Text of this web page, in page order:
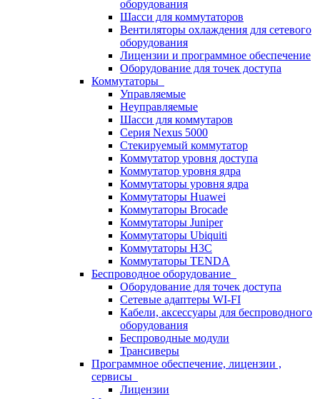
оборудования
Шасси для коммутаторов
Вентиляторы охлаждения для сетевого
оборудования
Лицензии и программное обеспечение
Оборудование для точек доступа
Коммутаторы
Управляемые
Неуправляемые
Шасси для коммутаров
Серия Nexus 5000
Стекируемый коммутатор
Коммутатор уровня доступа
Коммутатор уровня ядра
Коммутаторы уровня ядра
Коммутаторы Huawei
Коммутаторы Brocade
Коммутаторы Juniper
Коммутаторы Ubiquiti
Коммутаторы H3C
Коммутаторы TENDA
Беспроводное оборудование
Оборудование для точек доступа
Сетевые адаптеры WI-FI
Кабели, аксессуары для беспроводного
оборудования
Беспроводные модули
Трансиверы
Программное обеспечение, лицензии ,
сервисы
Лицензии